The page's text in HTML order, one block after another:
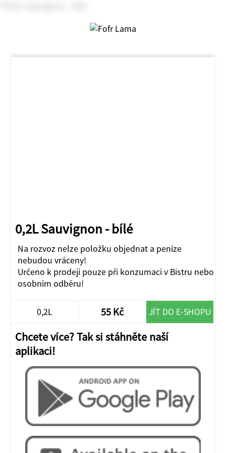
0,2L Sauvignon - bílé
Na rozvoz nelze položku objednat a peníze
nebudou vráceny!
Určeno k prodeji pouze při konzumaci v Bistru nebo
osobním odběru!
0,2L 55 Kč JÍT DO E-SHOPU
Chcete více? Tak si stáhněte naší
aplikaci!